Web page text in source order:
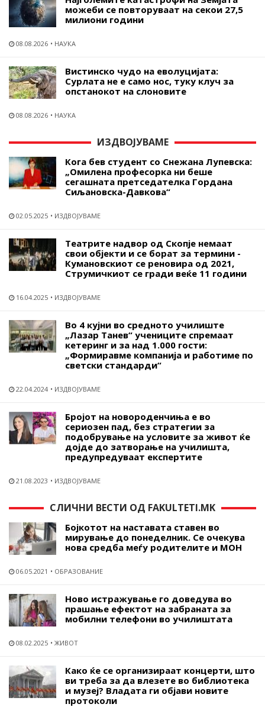
можеби се повторуваат на секои 27,5
милиони години
08.08.2026 НАУКА
Вистинско чудо на еволуцијата:
Сурлата не е само нос, туку клуч за
опстанокот на слоновите
08.08.2026 НАУКА
ИЗДВОЈУВАМЕ
Кога бев студент со Снежана Лупевска:
„Омилена професорка ни беше
сегашната претседателка Гордана
Сиљановска-Давкова“
02.05.2025 ИЗДВОЈУВАМЕ
Театрите надвор од Скопје немаат
свои објекти и се борат за термини -
Кумановскиот се реновира од 2021,
Струмичкиот се гради веќе 11 години
16.04.2025 ИЗДВОЈУВАМЕ
Во 4 кујни во средното училиште
„Лазар Танев“ учениците спремаат
кетеринг и за над 1.000 гости:
„Формиравме компанија и работиме по
светски стандарди“
22.04.2024 ИЗДВОЈУВАМЕ
Бројот на новороденчиња е во
сериозен пад, без стратегии за
подобрување на условите за живот ќе
дојде до затворање на училишта,
предупредуваат експертите
21.08.2023 ИЗДВОЈУВАМЕ
СЛИЧНИ ВЕСТИ ОД FAKULTETI.MK
Бојкотот на наставата ставен во
мирување до понеделник. Се очекува
нова средба меѓу родителите и МОН
06.05.2021 ОБРАЗОВАНИЕ
Ново истражување го доведува во
прашање ефектот на забраната за
мобилни телефони во училиштата
08.02.2025 ЖИВОТ
Како ќе се организираат концерти, што
ви треба за да влезете во библиотека
и музеј? Владата ги објави новите
протоколи